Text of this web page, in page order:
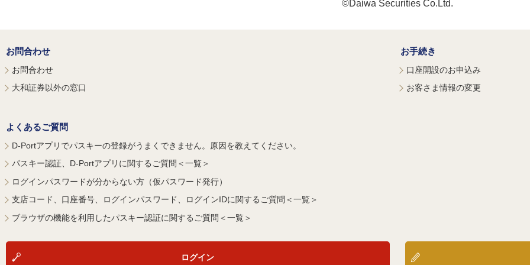
©Daiwa Securities Co.Ltd.
お問合わせ
お問合わせ
大和証券以外の窓口
お手続き
口座開設のお申込み
お客さま情報の変更
よくあるご質問
D-Portアプリでパスキーの登録がうまくできません。原因を教えてください。
パスキー認証、D-Portアプリに関するご質問＜一覧＞
ログインパスワードが分からない方（仮パスワード発行）
支店コード、口座番号、ログインパスワード、ログインIDに関するご質問＜一覧＞
ブラウザの機能を利用したパスキー認証に関するご質問＜一覧＞
ログイン